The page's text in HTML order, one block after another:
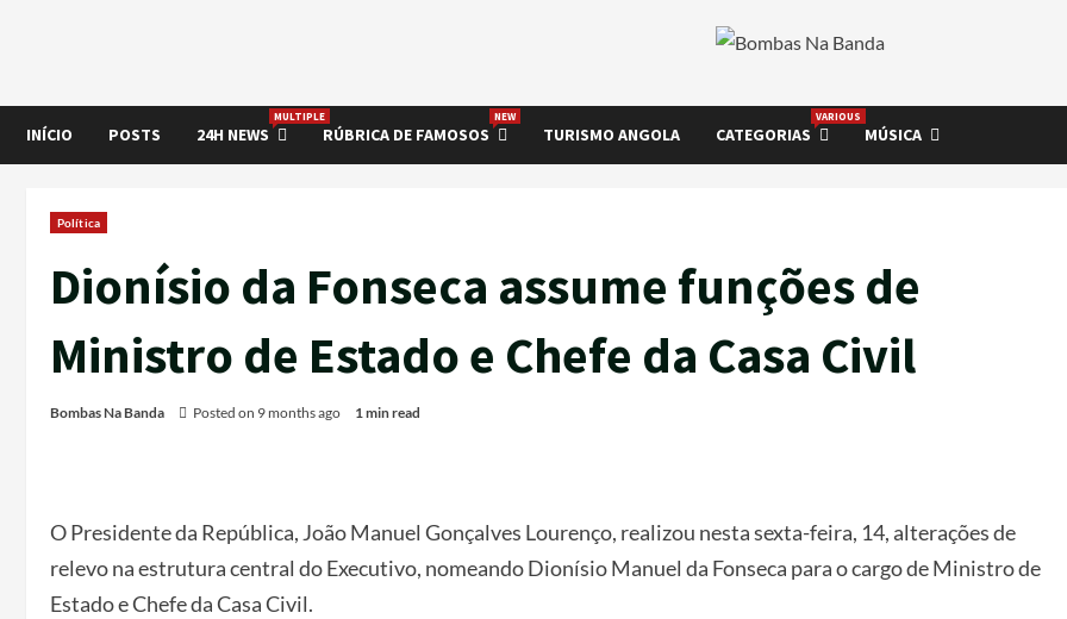
INÍCIO POSTS 24H NEWS
MULTIPLE
RÚBRICA DE FAMOSOS
NEW
TURISMO ANGOLA CATEGORIAS
VARIOUS
MÚSICA
Política
Dionísio da Fonseca assume funções de
Ministro de Estado e Chefe da Casa Civil
Bombas Na Banda Posted on 9 months ago 1 min read
O Presidente da República, João Manuel Gonçalves Lourenço, realizou nesta sexta-feira, 14, alterações de
relevo na estrutura central do Executivo, nomeando Dionísio Manuel da Fonseca para o cargo de Ministro de
Estado e Chefe da Casa Civil.